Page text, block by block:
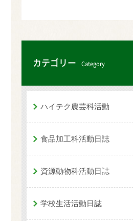
カテゴリー Category
ハイテク農芸科活動
食品加工科活動日誌
資源動物科活動日誌
学校生活活動日誌